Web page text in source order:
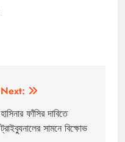
Next:
হাসিনার ফাঁসির দাবিতে
ট্রাইব্যুনালের সামনে বিক্ষোভ